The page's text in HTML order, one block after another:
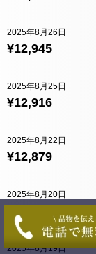
¥12,945
2025年8月26日
¥12,916
2025年8月25日
¥12,879
2025年8月22日
2025年8月20日
2025年8月19日